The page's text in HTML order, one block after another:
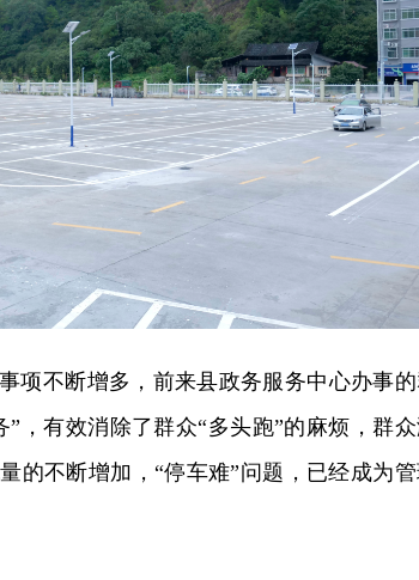
项不断增多，前来县政务服务中心办事
，有效消除了群众“多头跑”的麻烦，群
的不断增加，“停车难”问题，已经成为